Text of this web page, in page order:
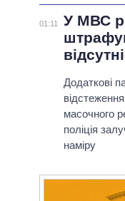
01:11
У МВС
Додаткові
масочного
поліція
наміру